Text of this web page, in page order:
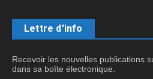
Lettre d'info
Recevoir les nouvelles publications
dans sa boîte électronique.